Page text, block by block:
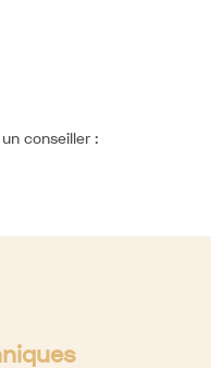
conseiller :